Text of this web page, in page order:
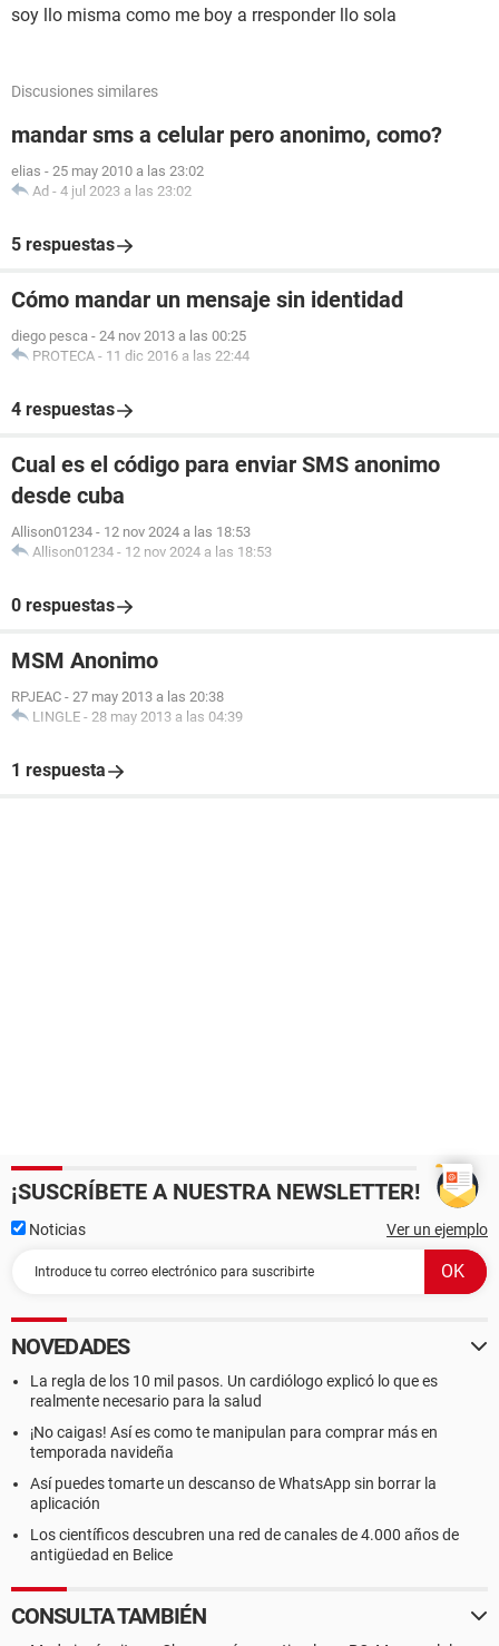
soy llo misma como me boy a rresponder llo sola
Discusiones similares
mandar sms a celular pero anonimo, como?
elias - 25 may 2010 a las 23:02
Ad - 4 jul 2023 a las 23:02
5 respuestas
Cómo mandar un mensaje sin identidad
diego pesca - 24 nov 2013 a las 00:25
PROTECA - 11 dic 2016 a las 22:44
4 respuestas
Cual es el código para enviar SMS anonimo
desde cuba
Allison01234 - 12 nov 2024 a las 18:53
Allison01234 - 12 nov 2024 a las 18:53
0 respuestas
MSM Anonimo
RPJEAC - 27 may 2013 a las 20:38
LINGLE - 28 may 2013 a las 04:39
1 respuesta
¡SUSCRÍBETE A NUESTRA NEWSLETTER!
Noticias Ver un ejemplo
NOVEDADES
La regla de los 10 mil pasos. Un cardiólogo explicó lo que es
realmente necesario para la salud
¡No caigas! Así es como te manipulan para comprar más en
temporada navideña
Así puedes tomarte un descanso de WhatsApp sin borrar la
aplicación
Los científicos descubren una red de canales de 4.000 años de
antigüedad en Belice
CONSULTA TAMBIÉN